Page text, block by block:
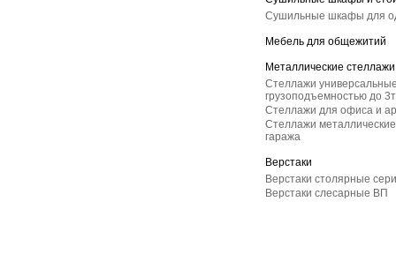
Сушильные шкафы для
Мебель для общежитий
Металлические стеллажи
Стеллажи
грузоподъемностью до
Стеллажи для офиса и
Стеллажи
гаража
Верстаки
Верстаки столярные
Верстаки слесарные ВП